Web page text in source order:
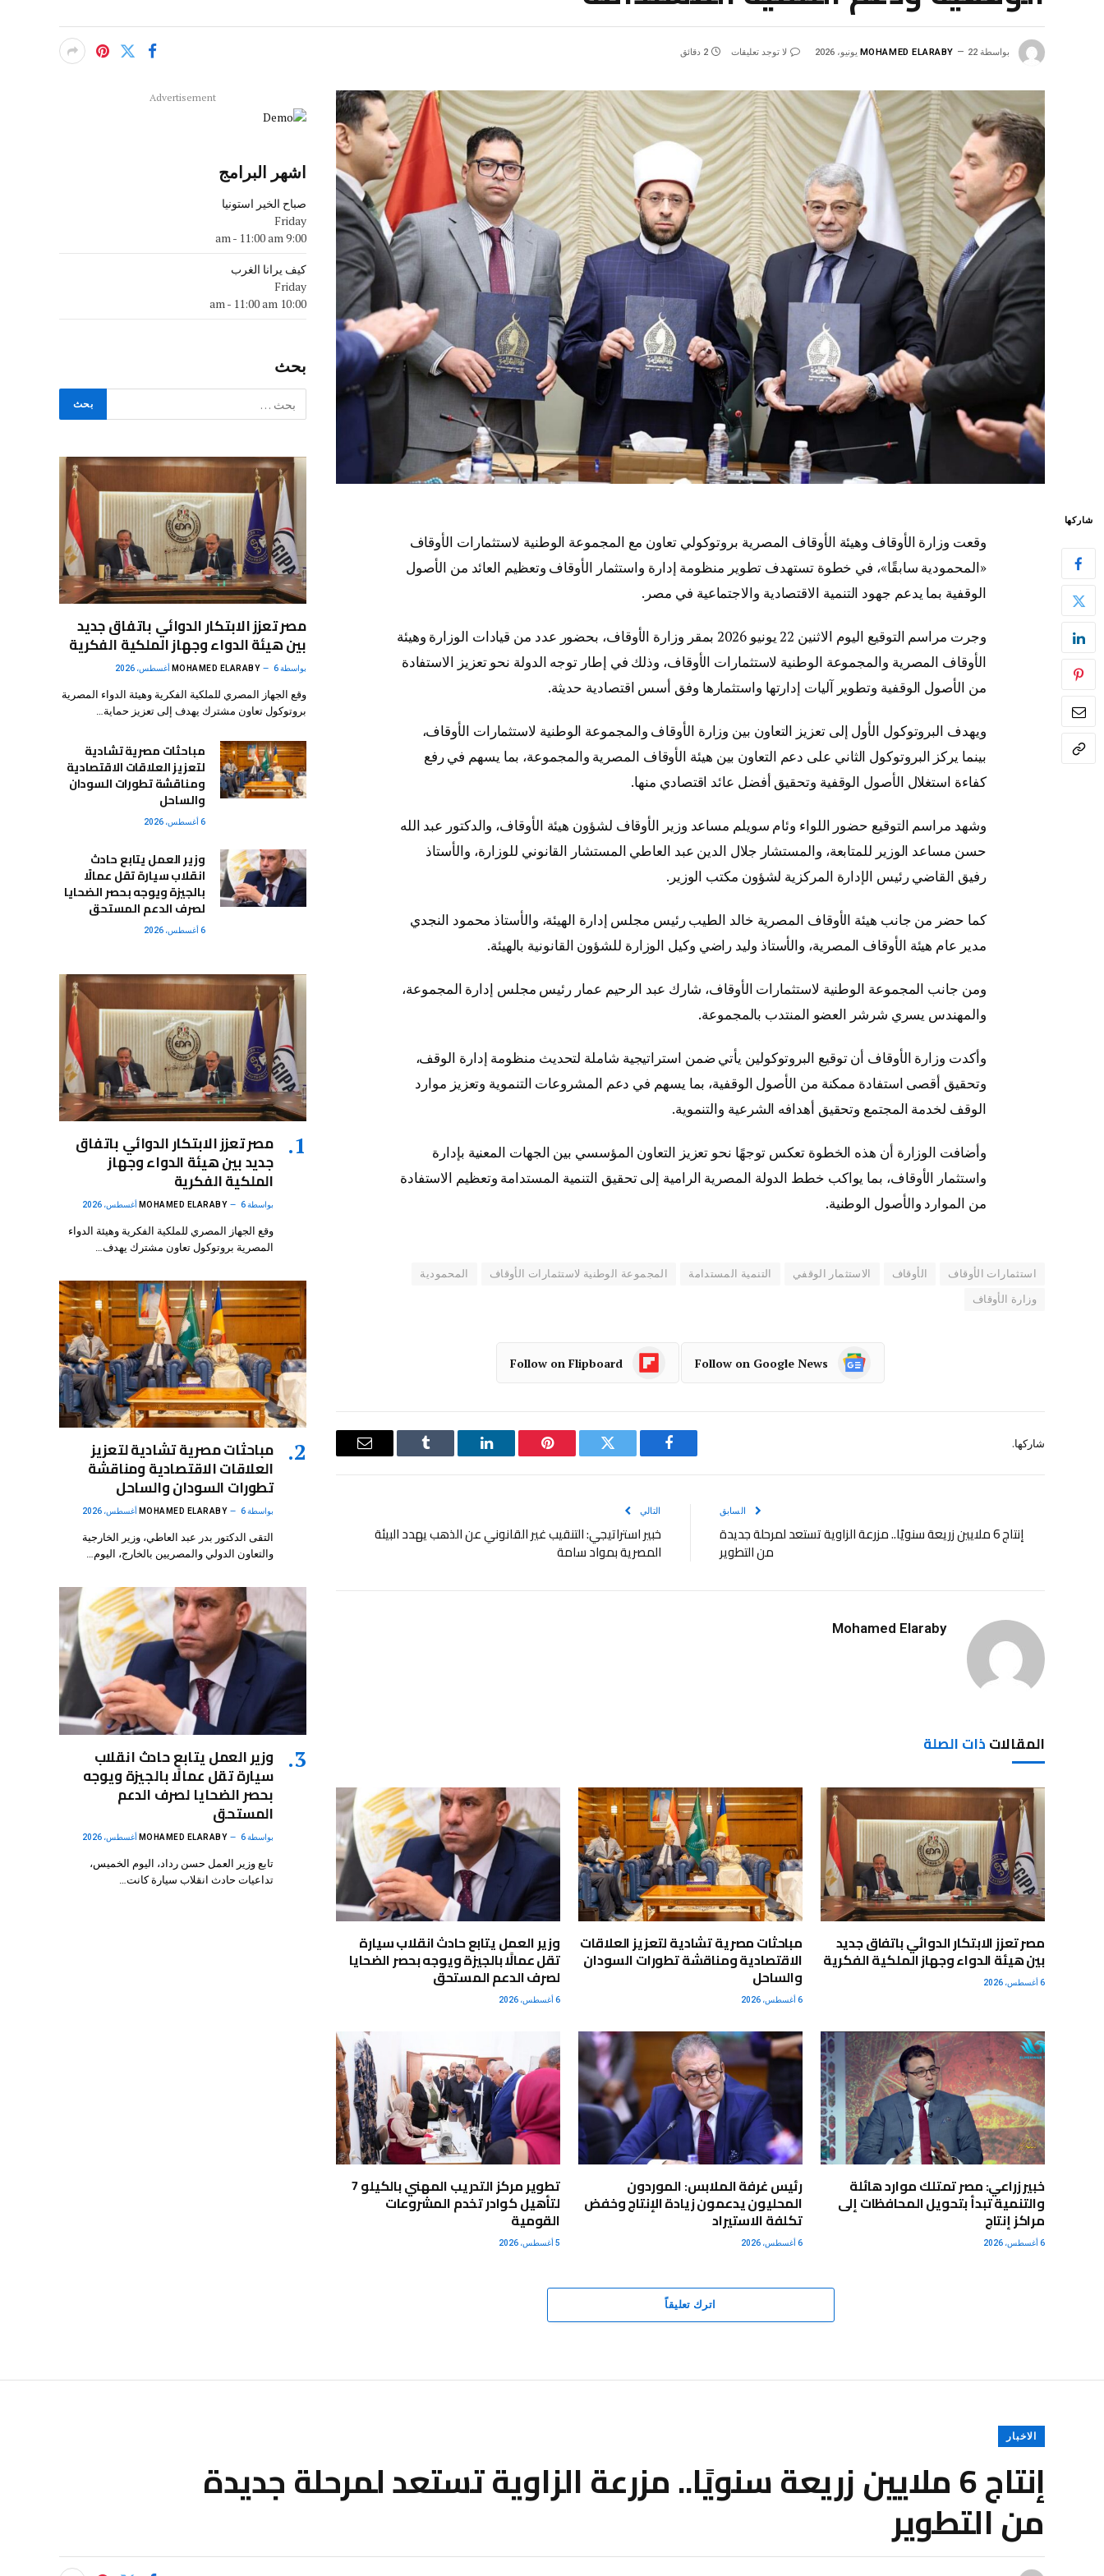
بواسطة MOHAMED ELARABY 22 يونيو، 2026 لا توجد تعليقات 2 دقائق
شاركها
وقعت وزارة الأوقاف وهيئة الأوقاف المصرية بروتوكولي تعاون مع المجموعة الوطنية لاستثمارات الأوقاف
«المحمودية سابقًا»، في خطوة تستهدف تطوير منظومة إدارة واستثمار الأوقاف وتعظيم العائد من الأصول
الوقفية بما يدعم جهود التنمية الاقتصادية والاجتماعية في مصر.
وجرت مراسم التوقيع اليوم الاثنين 22 يونيو 2026 بمقر وزارة الأوقاف، بحضور عدد من قيادات الوزارة وهيئة
الأوقاف المصرية والمجموعة الوطنية لاستثمارات الأوقاف، وذلك في إطار توجه الدولة نحو تعزيز الاستفادة
من الأصول الوقفية وتطوير آليات إدارتها واستثمارها وفق أسس اقتصادية حديثة.
ويهدف البروتوكول الأول إلى تعزيز التعاون بين وزارة الأوقاف والمجموعة الوطنية لاستثمارات الأوقاف،
بينما يركز البروتوكول الثاني على دعم التعاون بين هيئة الأوقاف المصرية والمجموعة، بما يسهم في رفع
كفاءة استغلال الأصول الوقفية وتحقيق أفضل عائد اقتصادي منها.
وشهد مراسم التوقيع حضور اللواء وئام سويلم مساعد وزير الأوقاف لشؤون هيئة الأوقاف، والدكتور عبد الله
حسن مساعد الوزير للمتابعة، والمستشار جلال الدين عبد العاطي المستشار القانوني للوزارة، والأستاذ
رفيق القاضي رئيس الإدارة المركزية لشؤون مكتب الوزير.
كما حضر من جانب هيئة الأوقاف المصرية خالد الطيب رئيس مجلس إدارة الهيئة، والأستاذ محمود النجدي
مدير عام هيئة الأوقاف المصرية، والأستاذ وليد راضي وكيل الوزارة للشؤون القانونية بالهيئة.
ومن جانب المجموعة الوطنية لاستثمارات الأوقاف، شارك عبد الرحيم عمار رئيس مجلس إدارة المجموعة،
والمهندس يسري شرشر العضو المنتدب بالمجموعة.
وأكدت وزارة الأوقاف أن توقيع البروتوكولين يأتي ضمن استراتيجية شاملة لتحديث منظومة إدارة الوقف،
وتحقيق أقصى استفادة ممكنة من الأصول الوقفية، بما يسهم في دعم المشروعات التنموية وتعزيز موارد
الوقف لخدمة المجتمع وتحقيق أهدافه الشرعية والتنموية.
وأضافت الوزارة أن هذه الخطوة تعكس توجهًا نحو تعزيز التعاون المؤسسي بين الجهات المعنية بإدارة
واستثمار الأوقاف، بما يواكب خطط الدولة المصرية الرامية إلى تحقيق التنمية المستدامة وتعظيم الاستفادة
من الموارد والأصول الوطنية.
استثمارات الأوقاف الأوقاف الاستثمار الوقفي التنمية المستدامة المجموعة الوطنية لاستثمارات الأوقاف المحمودية
وزارة الأوقاف
Follow on Google News
Follow on Flipboard
شاركها.
فيسبوك
تويتر بينتيريستلينكدإن Tumblr
البريد
السابق
إنتاج 6 ملايين زريعة سنويًا.. مزرعة الزاوية تستعد لمرحلة جديدة
من التطوير
التالي
خبير استراتيجي: التنقيب غير القانوني عن الذهب يهدد البيئة
المصرية بمواد سامة
Mohamed Elaraby
المقالاتذات الصلة
مصر تعزز الابتكار الدوائي باتفاق جديد
بين هيئة الدواء وجهاز الملكية الفكرية
6 أغسطس، 2026
مباحثات مصرية تشادية لتعزيز العلاقات
الاقتصادية ومناقشة تطورات السودان
والساحل
6 أغسطس، 2026
وزير العمل يتابع حادث انقلاب سيارة
تقل عمالًا بالجيزة ويوجه بحصر الضحايا
لصرف الدعم المستحق
6 أغسطس، 2026
خبير زراعي: مصر تمتلك موارد هائلة
والتنمية تبدأ بتحويل المحافظات إلى
مراكز إنتاج
6 أغسطس، 2026
رئيس غرفة الملابس: الموردون
المحليون يدعمون زيادة الإنتاج وخفض
تكلفة الاستيراد
6 أغسطس، 2026
تطوير مركز التدريب المهني بالكيلو 7
لتأهيل كوادر تخدم المشروعات
القومية
5 أغسطس، 2026
اترك تعليقاً
Advertisement
اشهر البرامج
صباح الخير استونيا
Friday
9:00 am
- 11:00 am
كيف يرانا الغرب
Friday
10:00 am
- 11:00 am
بحث
مصر تعزز الابتكار الدوائي باتفاق جديد
بين هيئة الدواء وجهاز الملكية الفكرية
بواسطة MOHAMED ELARABY 6 أغسطس، 2026
وقع الجهاز المصري للملكية الفكرية وهيئة الدواء المصرية
بروتوكول تعاون مشترك يهدف إلى تعزيز حماية…
مباحثات مصرية تشادية
لتعزيز العلاقات الاقتصادية
ومناقشة تطورات السودان
والساحل
6 أغسطس، 2026
وزير العمل يتابع حادث
انقلاب سيارة تقل عمالًا
بالجيزة ويوجه بحصر الضحايا
لصرف الدعم المستحق
6 أغسطس، 2026
مصر تعزز الابتكار الدوائي باتفاق
جديد بين هيئة الدواء وجهاز
الملكية الفكرية
بواسطة MOHAMED ELARABY 6 أغسطس، 2026
وقع الجهاز المصري للملكية الفكرية وهيئة الدواء
المصرية بروتوكول تعاون مشترك يهدف…
مباحثات مصرية تشادية لتعزيز
العلاقات الاقتصادية ومناقشة
تطورات السودان والساحل
بواسطة MOHAMED ELARABY 6 أغسطس، 2026
التقى الدكتور بدر عبد العاطي، وزير الخارجية
والتعاون الدولي والمصريين بالخارج، اليوم…
وزير العمل يتابع حادث انقلاب
سيارة تقل عمالًا بالجيزة ويوجه
بحصر الضحايا لصرف الدعم
المستحق
بواسطة MOHAMED ELARABY 6 أغسطس، 2026
تابع وزير العمل حسن رداد، اليوم الخميس،
تداعيات حادث انقلاب سيارة كانت…
الاخبار
إنتاج 6 ملايين زريعة سنويًا.. مزرعة الزاوية تستعد لمرحلة جديدة
من التطوير